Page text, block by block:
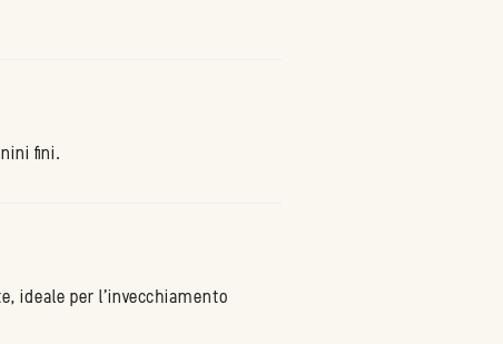
fini.
ideale per l'invecchiamento